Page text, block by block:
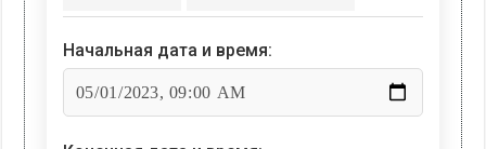
Начальная дата и время: